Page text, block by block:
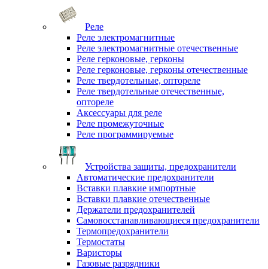
Реле
Реле электромагнитные
Реле электромагнитные отечественные
Реле герконовые, герконы
Реле герконовые, герконы отечественные
Реле твердотельные, оптореле
Реле твердотельные отечественные,
оптореле
Аксессуары для реле
Реле промежуточные
Реле программируемые
Устройства защиты, предохранители
Автоматические предохранители
Вставки плавкие импортные
Вставки плавкие отечественные
Держатели предохранителей
Самовосстанавливающиеся предохранители
Термопредохранители
Термостаты
Варисторы
Газовые разрядники